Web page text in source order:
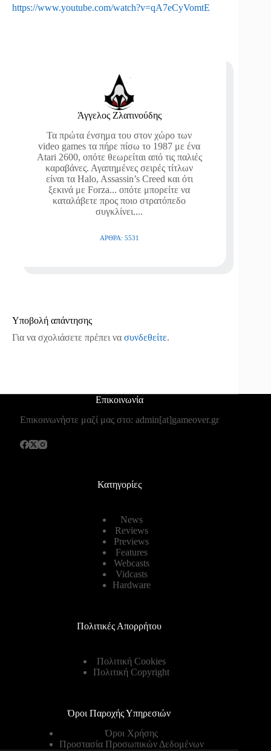
https://www.youtube.com/watch?v=qA7eCyVomtE
Άγγελος Ζλατινούδης
Τα πρώτα ένσημα του στον χώρο των
video games τα πήρε πίσω το 1987 με ένα
Atari 2600, οπότε θεωρείται από τις παλιές
καραβάνες. Αγαπημένες σειρές τίτλων
είναι τα Halo, Assassin’s Creed και ότι
ξεκινά με Forza... οπότε μπορείτε να
καταλάβετε προς ποιο στρατόπεδο
συγκλίνει....
ΆΡΘΡΑ: 5531
Υποβολή απάντησης
Για να σχολιάσετε πρέπει να συνδεθείτε.
Επικοινωνία
Επικοινωνήστε μαζί μας στο: admin[at]gameover.gr
Κατηγορίες
News
Reviews
Previews
Features
Webcasts
Vidcasts
Hardware
Πολιτικές Απορρήτου
Πολιτική Cookies
Πολιτική Copyright
Όροι Παροχής Υπηρεσιών
Όροι Χρήσης
Προστασία Προσωπικών Δεδομένων